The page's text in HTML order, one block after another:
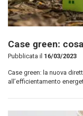
Case green:
Pubblicata il 16/03/2023
Case green: la nuova
all’efficientamento